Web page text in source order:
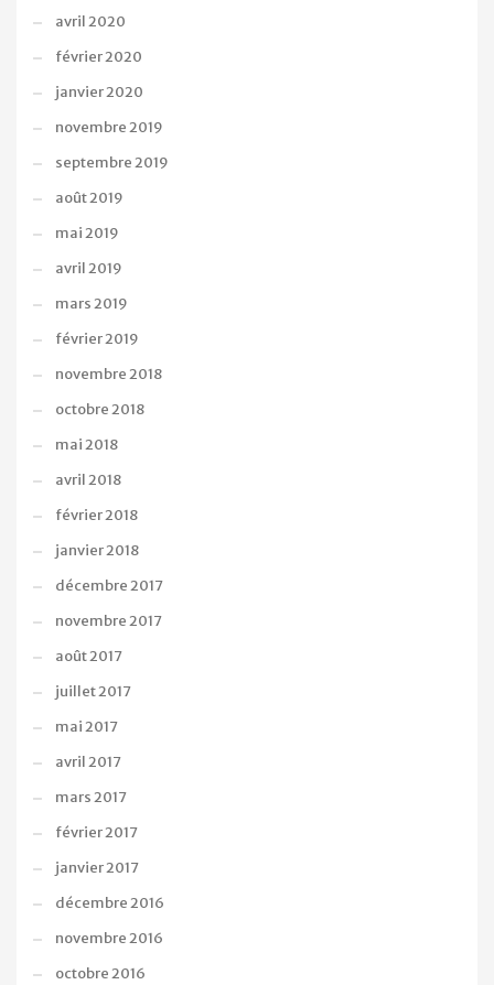
avril 2020
février 2020
janvier 2020
novembre 2019
septembre 2019
août 2019
mai 2019
avril 2019
mars 2019
février 2019
novembre 2018
octobre 2018
mai 2018
avril 2018
février 2018
janvier 2018
décembre 2017
novembre 2017
août 2017
juillet 2017
mai 2017
avril 2017
mars 2017
février 2017
janvier 2017
décembre 2016
novembre 2016
octobre 2016